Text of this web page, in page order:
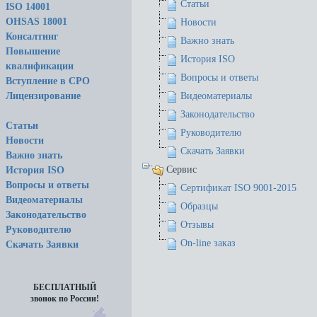
ISO 14001
OHSAS 18001
Консалтинг
Повышение
квалификации
Вступление в СРО
Лицензирование
Статьи
Новости
Важно знать
История ISO
Вопросы и ответы
Видеоматериалы
Законодательство
Руководителю
Скачать Заявки
БЕСПЛАТНЫЙ
звонок по России!
Статьи
Новости
Важно знать
История ISO
Вопросы и ответы
Видеоматериалы
Законодательство
Руководителю
Скачать Заявки
Сервис
Сертификат ISO 9001-2015
Образцы
Отзывы
On-line заказ